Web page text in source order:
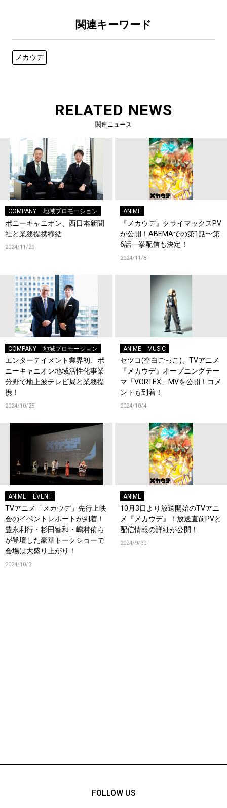
関連キーワード
メカウデ
RELATED NEWS
関連ニュース
COMPANY 地域プロモーション
ポニーキャニオン、西日本新聞
社と業務提携締結
2024/11/29
ANIME
『メカウデ』クライマックスPV
が公開！ABEMAでの第1話〜第
6話一挙配信も決定！
2024/11/8
COMPANY 地域プロモーション
エンターテイメント業界初、ポ
ニーキャニオン地域活性化事業
分野で地上波テレビ局と業務提
携！
2024/10/25
ANIME MUSIC
セツコ(空白ごっこ)、TVアニメ
『メカウデ』オープニングテー
マ「VORTEX」MVを公開！コメ
ントも到着！
2024/10/4
ANIME EVENT
TVアニメ「メカウデ」先行上映
会のイベントレポートが到着！
豊永利行・杉田智和・嶋村侑ら
が登壇した豪華トークショーで
会場は大盛り上がり！
2024/10/3
ANIME
10月3日より放送開始のTVアニ
メ『メカウデ』！放送直前PVと
配信情報の詳細が公開！
2024/9/30
FOLLOW US